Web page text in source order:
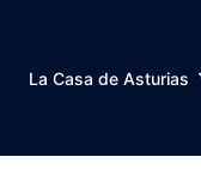
La Casa de Asturias